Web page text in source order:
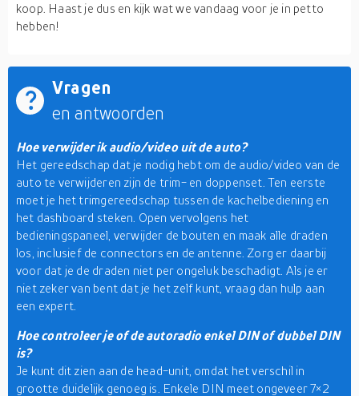
koop. Haast je dus en kijk wat we vandaag voor je in petto
hebben!
Vragen
en antwoorden
Hoe verwijder ik audio/video uit de auto?
Het gereedschap dat je nodig hebt om de audio/video van de
auto te verwijderen zijn de trim- en doppenset. Ten eerste
moet je het trimgereedschap tussen de kachelbediening en
het dashboard steken. Open vervolgens het
bedieningspaneel, verwijder de bouten en maak alle draden
los, inclusief de connectors en de antenne. Zorg er daarbij
voor dat je de draden niet per ongeluk beschadigt. Als je er
niet zeker van bent dat je het zelf kunt, vraag dan hulp aan
een expert.
Hoe controleer je of de autoradio enkel DIN of dubbel DIN
is?
Je kunt dit zien aan de head-unit, omdat het verschil in
grootte duidelijk genoeg is. Enkele DIN meet ongeveer 7×2